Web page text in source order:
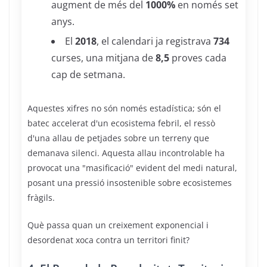
augment de més del 1000% en només set
anys.
El 2018, el calendari ja registrava 734
curses, una mitjana de8,5 proves cada
cap de setmana.
Aquestes xifres no són només estadística; són el
batec accelerat d'un ecosistema febril, el ressò
d'una allau de petjades sobre un terreny que
demanava silenci. Aquesta allau incontrolable ha
provocat una "masificació" evident del medi natural,
posant una pressió insostenible sobre ecosistemes
fràgils.
Què passa quan un creixement exponencial i
desordenat xoca contra un territori finit?